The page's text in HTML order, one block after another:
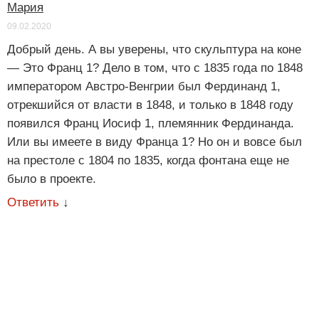
Мария
09.02.2020
Добрый день. А вы уверены, что скульптура на коне
— Это Франц 1? Дело в том, что с 1835 года по 1848
императором Австро-Венгрии был Фердинанд 1,
отрекшийся от власти в 1848, и только в 1848 году
появился Франц Иосиф 1, племянник Фердинанда.
Или вы имеете в виду Франца 1? Но он и вовсе был
на престоле с 1804 по 1835, когда фонтана еще не
было в проекте.
Ответить ↓